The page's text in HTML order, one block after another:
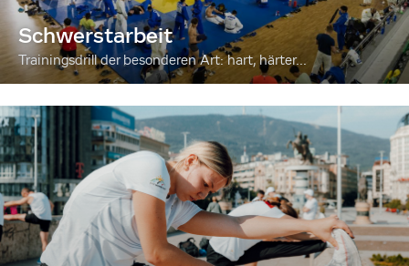
Schwerstarbeit
Trainingsdrill der besonderen Art: hart, härter...